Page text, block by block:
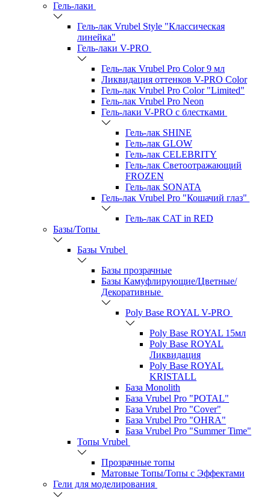
Гель-лаки
Гель-лак Vrubel Style "Классическая
линейка"
Гель-лаки V-PRO
Гель-лак Vrubel Pro Color 9 мл
Ликвидация оттенков V-PRO Color
Гель-лак Vrubel Pro Color "Limited"
Гель-лак Vrubel Pro Neon
Гель-лаки V-PRO c блестками
Гель-лак SHINE
Гель-лак GLOW
Гель-лак CELEBRITY
Гель-лак Светоотражающий
FROZEN
Гель-лак SONATA
Гель-лак Vrubel Pro "Кошачий глаз"
Гель-лак CAT in RED
Базы/Топы
Базы Vrubel
Базы прозрачные
Базы Камуфлирующие/Цветные/
Декоративные
Poly Base ROYAL V-PRO
Poly Base ROYAL 15мл
Poly Base ROYAL
Ликвидация
Poly Base ROYAL
KRISTALL
База Monolith
База Vrubel Pro "POTAL"
База Vrubel Pro "Сover"
База Vrubel Pro "OHRA"
База Vrubel Pro "Summer Time"
Топы Vrubel
Прозрачные топы
Матовые Топы/Топы с Эффектами
Гели для моделирования